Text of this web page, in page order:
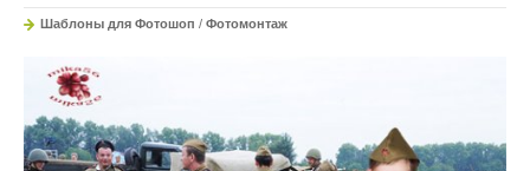
Шаблоны для Фотошоп / Фотомонтаж